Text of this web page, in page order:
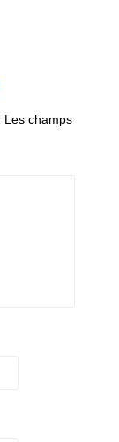
Les champs